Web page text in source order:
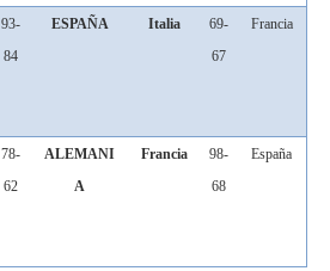
93-
84
ESPAÑA Italia
69-
67
Francia
78-
62
ALEMANI
A
Francia
98-
68
España